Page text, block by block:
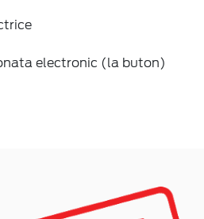
electronic (la buton)